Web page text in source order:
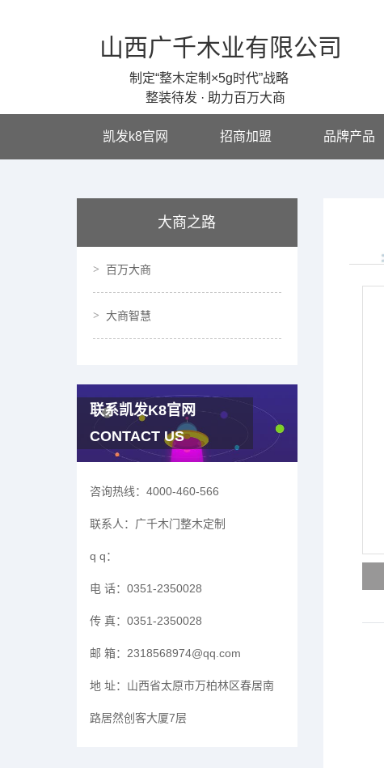
山西广千木业有限公司
制定“整木定制×5g时代”战略
整装待发 · 助力百万大商
凯发k8官网 招商加盟 品牌产品
大商之路
百万大商
大商智慧
联系凯发K8官网
CONTACT US
咨询热线： 4000-460-566
联系人： 广千木门整木定制
q q：
电 话： 0351-2350028
传 真： 0351-2350028
邮 箱： 2318568974@qq.com
地 址： 山西省太原市万柏林区春居南
路居然创客大厦7层